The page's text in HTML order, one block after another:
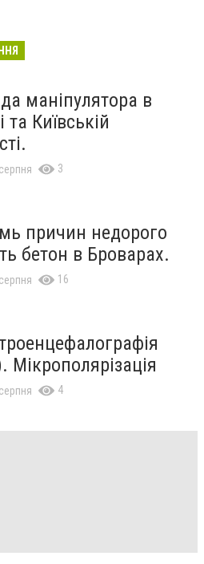
маніпулятора в
та Київській
3
причин недорого
бетон в Броварах.
16
Мікрополярізація
4